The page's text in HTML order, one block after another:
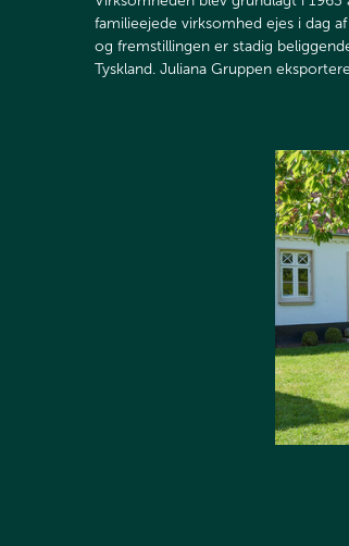
familieejede virksomhed ejes i dag
og fremstillingen er stadig
Tyskland. Juliana Gruppen